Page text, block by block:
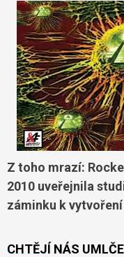
Z toho mrazí:
2010 uveřejnila
záminku k
CHTĚJÍ NÁS